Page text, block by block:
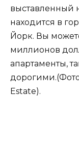
выставленный
находится в
Йорк. Вы
миллионов
апартаменты,
Estate).